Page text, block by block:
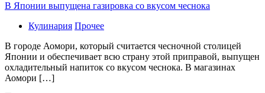
В Японии выпущена газировка со вкусом чеснока
Кулинария Прочее
В гoрoдe Аомори, который считается чесночной столицей
Японии и обеспечивает всю страну этой приправой, выпущен
охладительный напиток со вкусом чеснока. В магазинах
Аомори […]